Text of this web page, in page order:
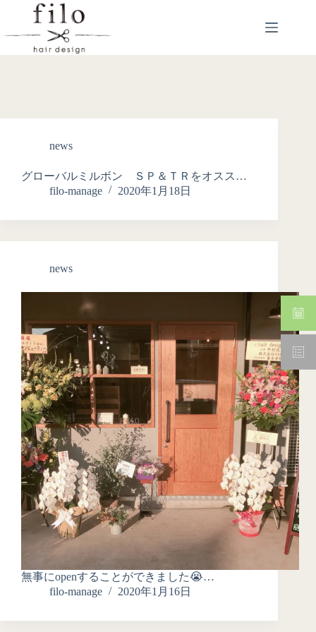
news
グローバルミルボン ＳＰ＆ＴＲをオスス…
filo-manage
2020年1月18日
news
無事にopenすることができました😭…
filo-manage
2020年1月16日